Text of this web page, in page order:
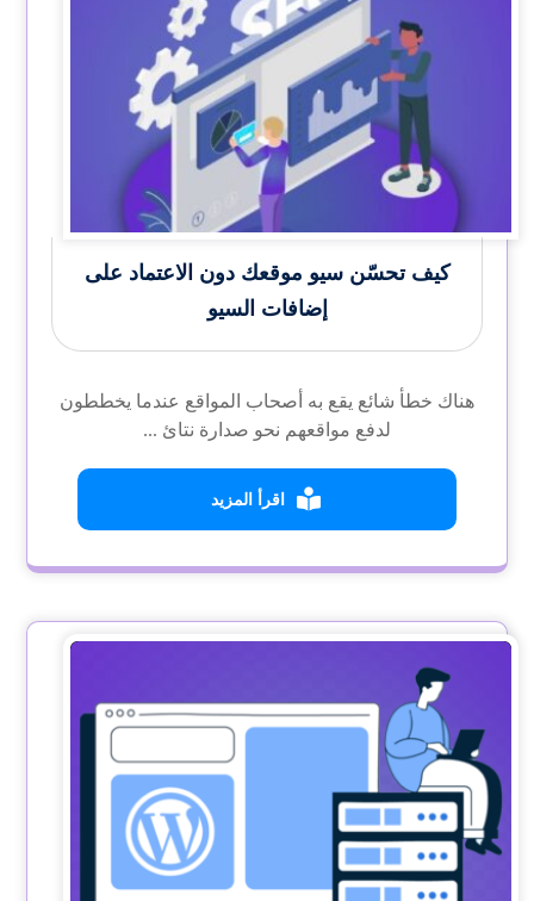
كيف تحسّن سيو موقعك دون الاعتماد على
إضافات السيو
هناك خطأ شائع يقع به أصحاب المواقع عندما يخططون
لدفع مواقعهم نحو صدارة نتائ ...
اقرأ المزيد